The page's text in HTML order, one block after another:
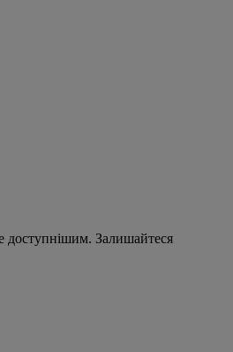
доступнішим. Залишайтеся